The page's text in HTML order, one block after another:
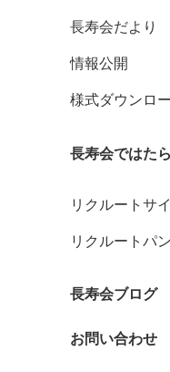
長寿会だより
情報公開
様式ダウンロ
長寿会ではた
リクルートサ
リクルートパ
長寿会ブログ
お問い合わせ